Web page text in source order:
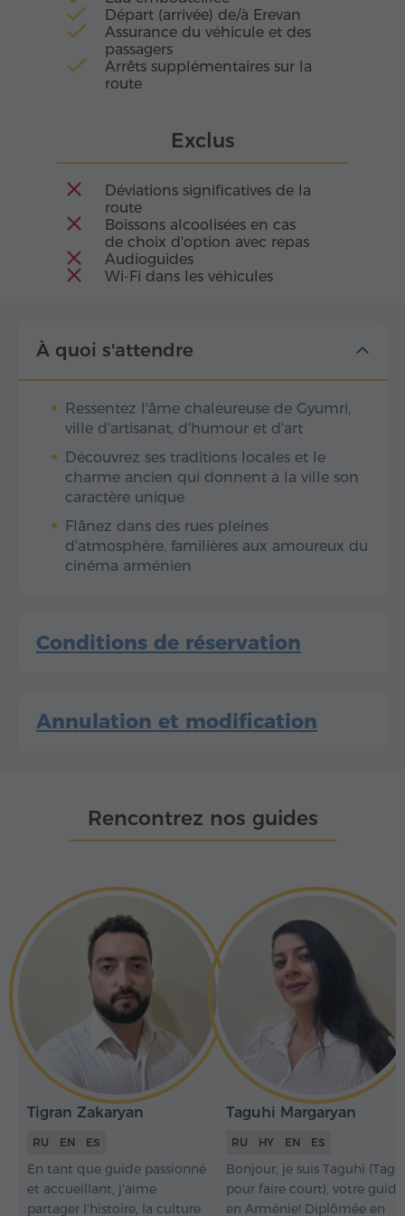
Départ (arrivée) de/à Erevan
Assurance du véhicule et des
passagers
Arrêts supplémentaires sur la
route
Exclus
Déviations significatives de la
route
Boissons alcoolisées en cas
de choix d'option avec repas
Audioguides
Wi-Fi dans les véhicules
À quoi s'attendre
Ressentez l'âme chaleureuse de Gyumri,
ville d'artisanat, d'humour et d'art
Découvrez ses traditions locales et le
charme ancien qui donnent à la ville son
caractère unique
Flânez dans des rues pleines
d'atmosphère, familières aux amoureux du
cinéma arménien
Conditions de réservation
Annulation et modification
Rencontrez nos guides
Tigran Zakaryan
RU EN ES
En tant que guide passionné
et accueillant, j'aime
partager l'histoire, la culture
Taguhi Margaryan
RU HY EN ES
Bonjour, je suis Taguhi (Tagi
pour faire court), votre guide
en Arménie! Diplômée en